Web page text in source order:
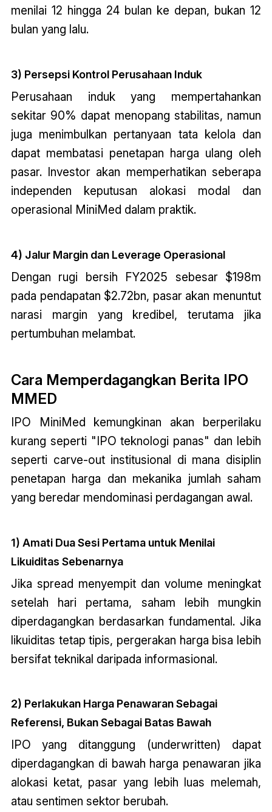
menilai 12 hingga 24 bulan ke depan, bukan 12
bulan yang lalu.
3) Persepsi Kontrol Perusahaan Induk
Perusahaan induk yang mempertahankan
sekitar 90% dapat menopang stabilitas, namun
juga menimbulkan pertanyaan tata kelola dan
dapat membatasi penetapan harga ulang oleh
pasar. Investor akan memperhatikan seberapa
independen keputusan alokasi modal dan
operasional MiniMed dalam praktik.
4) Jalur Margin dan Leverage Operasional
Dengan rugi bersih FY2025 sebesar $198m
pada pendapatan $2.72bn, pasar akan menuntut
narasi margin yang kredibel, terutama jika
pertumbuhan melambat.
Cara Memperdagangkan Berita IPO
MMED
IPO MiniMed kemungkinan akan berperilaku
kurang seperti "IPO teknologi panas" dan lebih
seperti carve-out institusional di mana disiplin
penetapan harga dan mekanika jumlah saham
yang beredar mendominasi perdagangan awal.
1) Amati Dua Sesi Pertama untuk Menilai
Likuiditas Sebenarnya
Jika spread menyempit dan volume meningkat
setelah hari pertama, saham lebih mungkin
diperdagangkan berdasarkan fundamental. Jika
likuiditas tetap tipis, pergerakan harga bisa lebih
bersifat teknikal daripada informasional.
2) Perlakukan Harga Penawaran Sebagai
Referensi, Bukan Sebagai Batas Bawah
IPO yang ditanggung (underwritten) dapat
diperdagangkan di bawah harga penawaran jika
alokasi ketat, pasar yang lebih luas melemah,
atau sentimen sektor berubah.